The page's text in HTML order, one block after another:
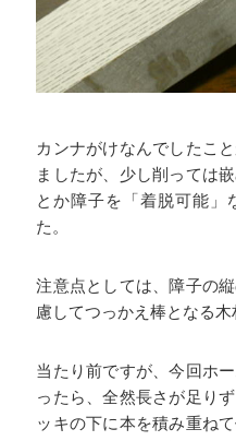
カンナがけなんでしたこ
ましたが、少し削っては
とか障子を「着脱可能」
た。
注意点としては、障子の
慮してつっかえ棒となる木
当たり前ですが、今回ホ
ったら、全然長さが足り
ッキの下に本を積み重ね